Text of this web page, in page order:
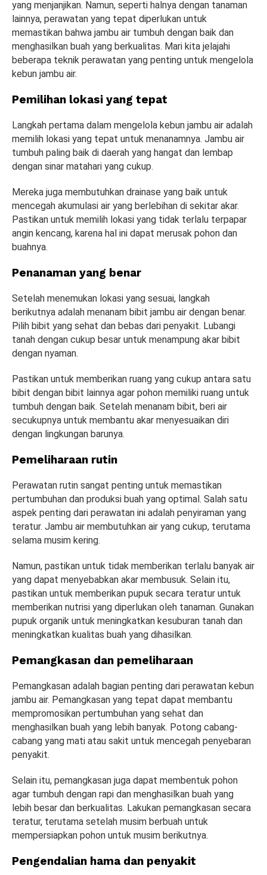
yang menjanjikan. Namun, seperti halnya dengan tanaman
lainnya, perawatan yang tepat diperlukan untuk
memastikan bahwa jambu air tumbuh dengan baik dan
menghasilkan buah yang berkualitas. Mari kita jelajahi
beberapa teknik perawatan yang penting untuk mengelola
kebun jambu air.
Pemilihan lokasi yang tepat
Langkah pertama dalam mengelola kebun jambu air adalah
memilih lokasi yang tepat untuk menanamnya. Jambu air
tumbuh paling baik di daerah yang hangat dan lembap
dengan sinar matahari yang cukup.
Mereka juga membutuhkan drainase yang baik untuk
mencegah akumulasi air yang berlebihan di sekitar akar.
Pastikan untuk memilih lokasi yang tidak terlalu terpapar
angin kencang, karena hal ini dapat merusak pohon dan
buahnya.
Penanaman yang benar
Setelah menemukan lokasi yang sesuai, langkah
berikutnya adalah menanam bibit jambu air dengan benar.
Pilih bibit yang sehat dan bebas dari penyakit. Lubangi
tanah dengan cukup besar untuk menampung akar bibit
dengan nyaman.
Pastikan untuk memberikan ruang yang cukup antara satu
bibit dengan bibit lainnya agar pohon memiliki ruang untuk
tumbuh dengan baik. Setelah menanam bibit, beri air
secukupnya untuk membantu akar menyesuaikan diri
dengan lingkungan barunya.
Pemeliharaan rutin
Perawatan rutin sangat penting untuk memastikan
pertumbuhan dan produksi buah yang optimal. Salah satu
aspek penting dari perawatan ini adalah penyiraman yang
teratur. Jambu air membutuhkan air yang cukup, terutama
selama musim kering.
Namun, pastikan untuk tidak memberikan terlalu banyak air
yang dapat menyebabkan akar membusuk. Selain itu,
pastikan untuk memberikan pupuk secara teratur untuk
memberikan nutrisi yang diperlukan oleh tanaman. Gunakan
pupuk organik untuk meningkatkan kesuburan tanah dan
meningkatkan kualitas buah yang dihasilkan.
Pemangkasan dan pemeliharaan
Pemangkasan adalah bagian penting dari perawatan kebun
jambu air. Pemangkasan yang tepat dapat membantu
mempromosikan pertumbuhan yang sehat dan
menghasilkan buah yang lebih banyak. Potong cabang-
cabang yang mati atau sakit untuk mencegah penyebaran
penyakit.
Selain itu, pemangkasan juga dapat membentuk pohon
agar tumbuh dengan rapi dan menghasilkan buah yang
lebih besar dan berkualitas. Lakukan pemangkasan secara
teratur, terutama setelah musim berbuah untuk
mempersiapkan pohon untuk musim berikutnya.
Pengendalian hama dan penyakit